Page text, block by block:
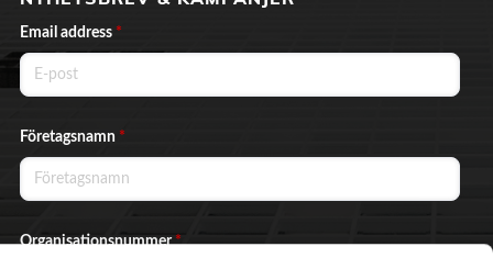
Email address *
Företagsnamn *
Organisationsnummer*